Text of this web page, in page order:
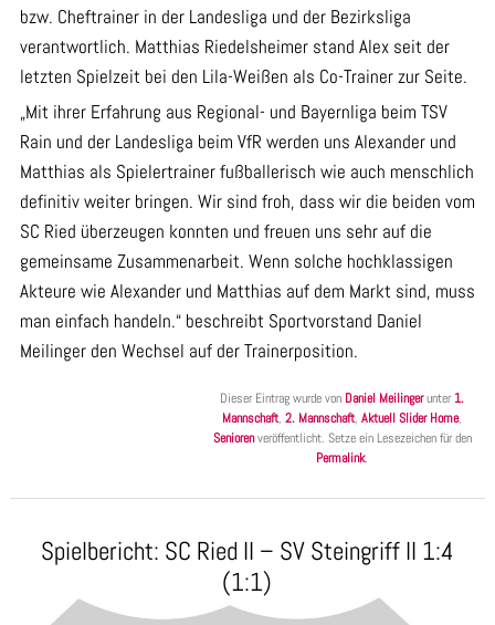
bzw. Cheftrainer in der Landesliga und der Bezirksliga
verantwortlich. Matthias Riedelsheimer stand Alex seit der
letzten Spielzeit bei den Lila-Weißen als Co-Trainer zur Seite.
„Mit ihrer Erfahrung aus Regional- und Bayernliga beim TSV
Rain und der Landesliga beim VfR werden uns Alexander und
Matthias als Spielertrainer fußballerisch wie auch menschlich
definitiv weiter bringen. Wir sind froh, dass wir die beiden vom
SC Ried überzeugen konnten und freuen uns sehr auf die
gemeinsame Zusammenarbeit. Wenn solche hochklassigen
Akteure wie Alexander und Matthias auf dem Markt sind, muss
man einfach handeln.“ beschreibt Sportvorstand Daniel
Meilinger den Wechsel auf der Trainerposition.
Dieser Eintrag wurde von Daniel Meilingerunter 1.
Mannschaft,2. Mannschaft,Aktuell Slider Home,
Seniorenveröffentlicht. Setze ein Lesezeichen für den
Permalink.
Spielbericht: SC Ried II – SV Steingriff II 1:4
(1:1)